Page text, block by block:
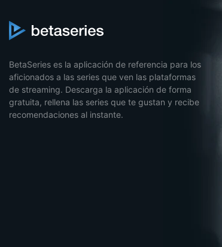
BetaSeries es la aplicación de referencia para los
aficionados a las series que ven las plataformas
de streaming. Descarga la aplicación de forma
gratuita, rellena las series que te gustan y recibe
recomendaciones al instante.